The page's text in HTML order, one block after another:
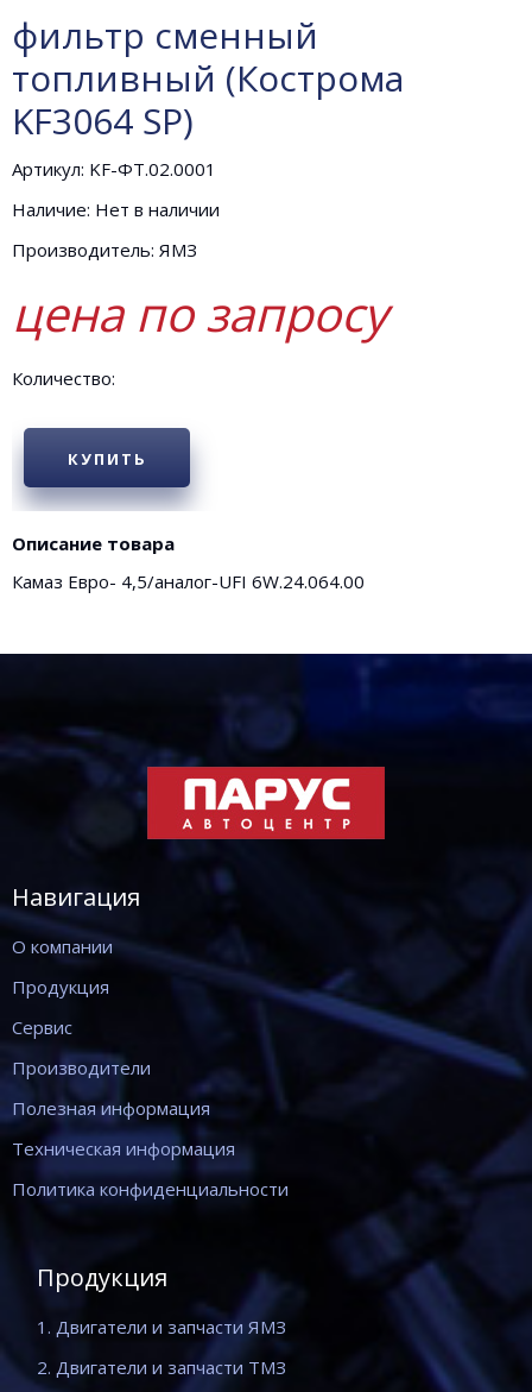
фильтр сменный
топливный (Кострома
KF3064 SP)
Артикул: KF-ФТ.02.0001
Наличие: Нет в наличии
Производитель: ЯМЗ
цена по запросу
Количество:
КУПИТЬ
Описание товара
Камаз Евро- 4,5/аналог-UFI 6W.24.064.00
Навигация
О компании
Продукция
Сервис
Производители
Полезная информация
Техническая информация
Политика конфиденциальности
Продукция
1. Двигатели и запчасти ЯМЗ
2. Двигатели и запчасти ТМЗ